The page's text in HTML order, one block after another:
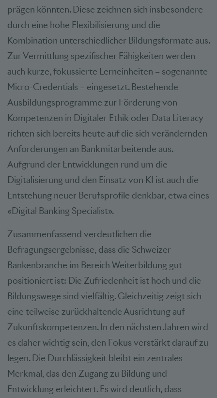
prägen könnten. Diese zeichnen sich insbesondere
durch eine hohe Flexibilisierung und die
Kombination unterschiedlicher Bildungsformate aus.
Zur Vermittlung spezifischer Fähigkeiten werden
auch kurze, fokussierte Lerneinheiten – sogenannte
Micro-Credentials – eingesetzt. Bestehende
Ausbildungsprogramme zur Förderung von
Kompetenzen in Digitaler Ethik oder Data Literacy
richten sich bereits heute auf die sich verändernden
Anforderungen an Bankmitarbeitende aus.
Aufgrund der Entwicklungen rund um die
Digitalisierung und den Einsatz von KI ist auch die
Entstehung neuer Berufsprofile denkbar, etwa eines
«Digital Banking Specialist».
Zusammenfassend verdeutlichen die
Befragungsergebnisse, dass die Schweizer
Bankenbranche im Bereich Weiterbildung gut
positioniert ist: Die Zufriedenheit ist hoch und die
Bildungswege sind vielfältig. Gleichzeitig zeigt sich
eine teilweise zurückhaltende Ausrichtung auf
Zukunftskompetenzen. In den nächsten Jahren wird
es daher wichtig sein, den Fokus verstärkt darauf zu
legen. Die Durchlässigkeit bleibt ein zentrales
Merkmal, das den Zugang zu Bildung und
Entwicklung erleichtert. Es wird deutlich, dass